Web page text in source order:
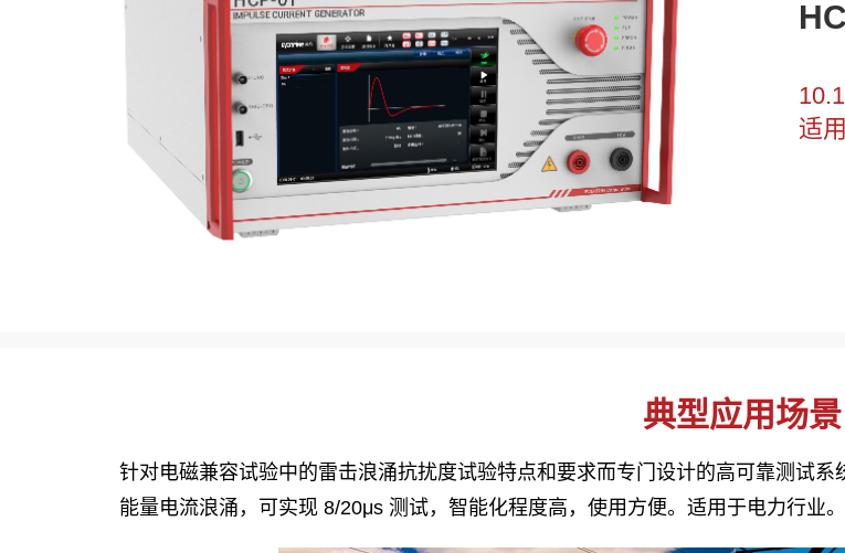
适
典型应用场景
针对电磁兼容试验中的雷击浪涌抗扰度试验特点和要求而专门设计的高可靠测试系
能量电流浪涌，可实现 8/20μs 测试，智能化程度高，使用方便。适用于电力行业。